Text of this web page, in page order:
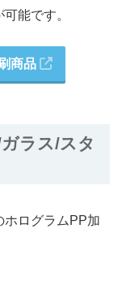
能です。
商品
ラス/スタ
ホログラムPP加